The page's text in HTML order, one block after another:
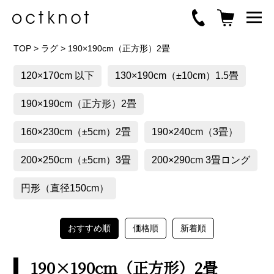
TOP > ラグ > 190×190cm（正方形）2畳
120×170cm 以下 130×190cm（±10cm）1.5畳
190×190cm（正方形）2畳
160×230cm（±5cm）2畳 190×240cm（3畳）
200×250cm（±5cm）3畳 200×290cm 3畳ロング
円形（直径150cm）
おすすめ順 価格順 新着順
190×190cm（正方形）2畳